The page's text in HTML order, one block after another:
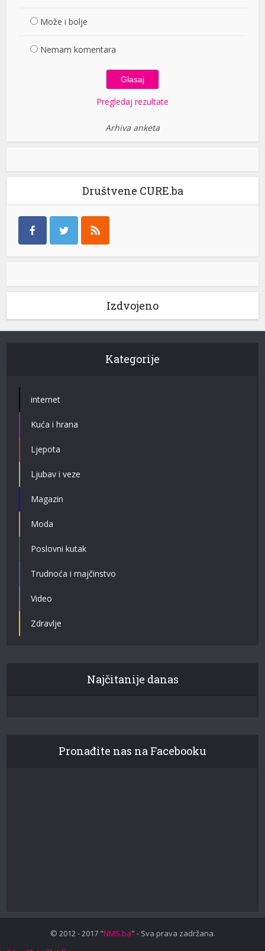
Može i bolje
Nemam komentara
Pregledaj rezultate
Arhiva anketa
Društvene CURE.ba
Izdvojeno
Kategorije
internet
Kuća i hrana
Ljepota
Ljubav i veze
Magazin
Moda
Poslovni kutak
Trudnoća i majčinstvo
Video
Zdravlje
Najčitanije danas
Pronađite nas na Facebooku
© 2012 - 2017 "NMS.ba" - Sva prava zadržana.